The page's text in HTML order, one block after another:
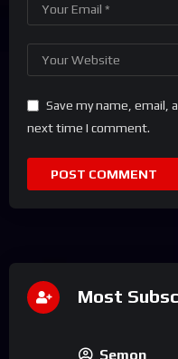
Save my name, email,
next time I comment.
Most
Semon